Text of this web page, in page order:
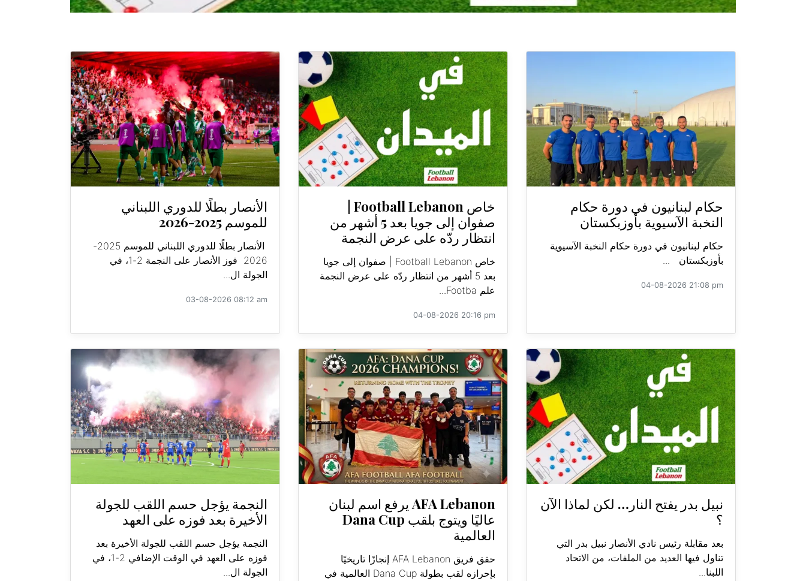
حكام لبنانيون في دورة حكام
النخبة الآسيوية بأوزبكستان
حكام لبنانيون في دورة حكام النخبة الآسيوية
بأوزبكستان ...
04-08-2026 21:08 pm
صفوان إلى جويا بعد 5 أشهر من
انتظار ردّه على عرض النجمة
خاص Football Lebanon | صفوان إلى جويا
بعد 5 أشهر من انتظار ردّه على عرض النجمة
علم Footba...
04-08-2026 20:16 pm
الأنصار بطلًا للدوري اللبناني
للموسم 2025-2026
الأنصار بطلًا للدوري اللبناني للموسم 2025-
2026 فوز الأنصار على النجمة 2-1، في
الجولة ال...
03-08-2026 08:12 am
نبيل بدر يفتح النار… لكن لماذا الآن
؟
بعد مقابلة رئيس نادي الأنصار نبيل بدر التي
تناول فيها العديد من الملفات، من الاتحاد
اللبنا...
AFA Lebanon يرفع اسم لبنان
عاليًا ويتوج بلقب Dana Cup
العالمية
حقق فريق AFA Lebanon إنجازًا تاريخيًا
بإحرازه لقب بطولة Dana Cup العالمية في
النجمة يؤجل حسم اللقب للجولة
الأخيرة بعد فوزه على العهد
النجمة يؤجل حسم اللقب للجولة الأخيرة بعد
فوزه على العهد في الوقت الإضافي 2-1، في
الجولة ال...